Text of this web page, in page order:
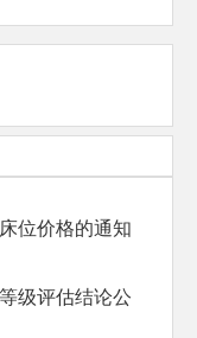
位价格的通知
级评估结论公